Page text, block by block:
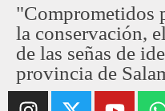
"Comprometidos
la conservación,
de las señas de
provincia de